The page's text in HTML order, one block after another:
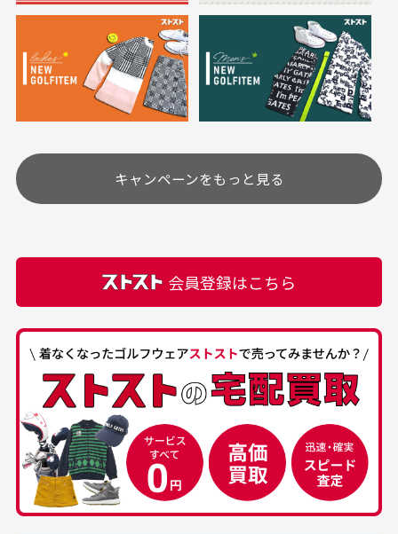
30代女性
高価なブルゾンがお
高価なブルゾンがお安く
購入できました。状態も
最高でした。
30代女性
いつも素敵な商品を
す
美品です。いつも素敵な
商品をありがとうござい
ます。
30代男性
中古ゴルフウェアの
品揃えがすごい
50代男性
安心して中古ウェア
を買えるお店です
※必ず１つのショッピングカートに複数商品を入れて
ご注文下さいませ。
定休日はありますか？
土.日.祝日は定休日となっております。
その他の休日につきましてはサイト上にて告知させて
頂きます。
カートの有効時間はありますか？
は自動的にカート内の商品が削除されますのでご注意
下さい。
お気に入り機能をご利用下さい。
においについて
ユーズド商品の特性故、メンテンスを行っておりま
すが、におい（煙草、香水、お香、古着特有の香
り、柔軟剤等)が付着している場合がございます。
付属品について
付属品の記載につきましては、弊社に入荷した時点
ある場合もございます。
経年劣化について
当店では商品の管理には細心の注意を払っておりま
すが、経年により素材の劣化やパーツの強度低下が
生じている場合がございます。
銀行振込（前払い）
キャンペーンをもっと見る
会員登録はこちら